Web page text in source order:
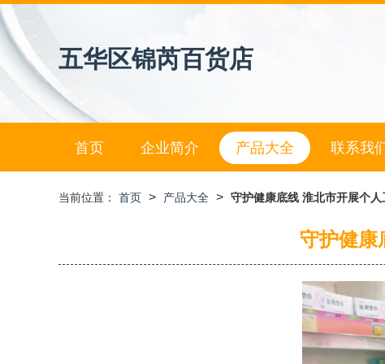
五华区锦芮百货店
首页 企业简介 产品大全 联系我
当前位置： 首页 > 产品大全 > 守护健康底线 淮北市开展个
守护健康